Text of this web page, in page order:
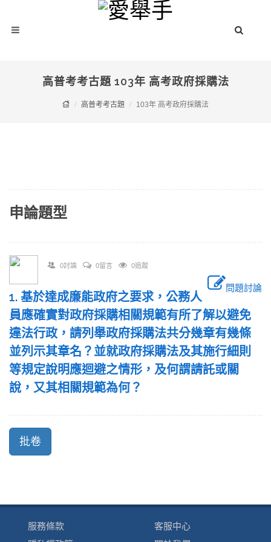
高普考考古題 103年 高考政府採購法
高普考考古題 103年 高考政府採購法
申論題型
0討論 0留言 0追蹤
問題討論
1. 基於達成廉能政府之要求，公務人
員應確實對政府採購相關規範有所了解以避免
違法行政，請列舉政府採購法共分幾章有幾條
並列示其章名？並就政府採購法及其施行細則
等規定說明應迴避之情形，及何謂請託或關
說，又其相關規範為何？
服務條款
客服中心